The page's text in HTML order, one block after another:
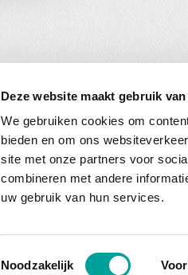
Deze website maakt gebruik
We gebruiken cookies om
bieden en om ons
site met onze partners voor
combineren met andere
uw gebruik van hun services.
Toestemmingsselectie
Noodzakelijk